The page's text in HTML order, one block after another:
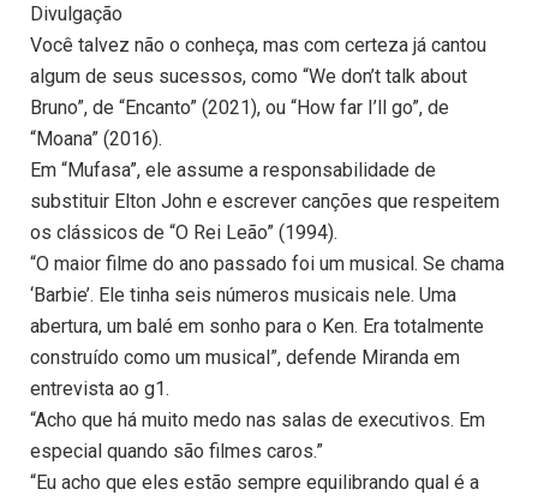
Divulgação
Você talvez não o conheça, mas com certeza já cantou
algum de seus sucessos, como “We don’t talk about
Bruno”, de “Encanto” (2021), ou “How far I’ll go”, de
“Moana” (2016).
Em “Mufasa”, ele assume a responsabilidade de
substituir Elton John e escrever canções que respeitem
os clássicos de “O Rei Leão” (1994).
“O maior filme do ano passado foi um musical. Se chama
‘Barbie’. Ele tinha seis números musicais nele. Uma
abertura, um balé em sonho para o Ken. Era totalmente
construído como um musical”, defende Miranda em
entrevista ao g1.
“Acho que há muito medo nas salas de executivos. Em
especial quando são filmes caros.”
“Eu acho que eles estão sempre equilibrando qual é a